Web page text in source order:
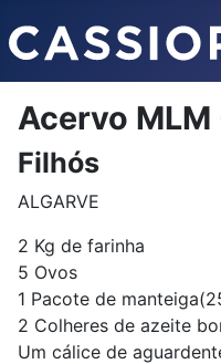
Acervo
Filhós
ALGARVE
2 Kg de farinha
5 Ovos
1 Pacote de
2 Colheres de azeite
Um cálice de